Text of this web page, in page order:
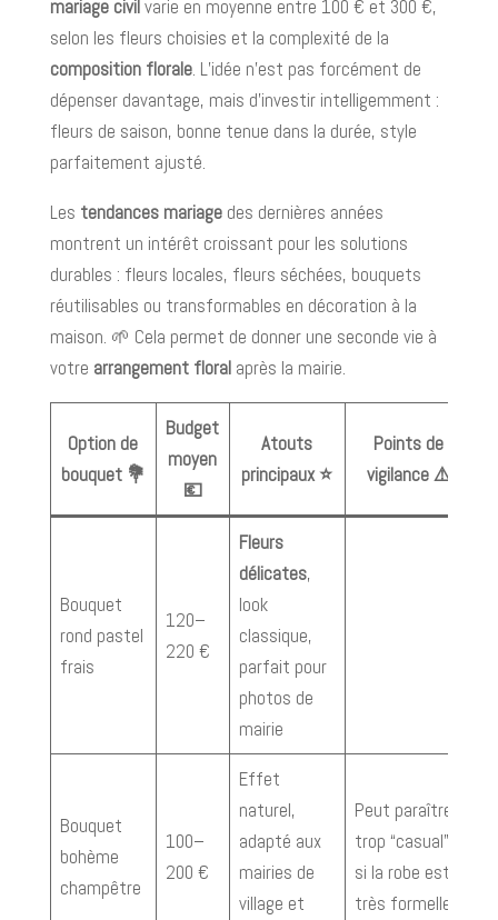
mariage civil varie en moyenne entre 100 € et 300 €,
selon les fleurs choisies et la complexité de la
composition florale. L’idée n’est pas forcément de
dépenser davantage, mais d’investir intelligemment :
fleurs de saison, bonne tenue dans la durée, style
parfaitement ajusté.
Les tendances mariagedes dernières années
montrent un intérêt croissant pour les solutions
durables : fleurs locales, fleurs séchées, bouquets
réutilisables ou transformables en décoration à la
maison. 🌱 Cela permet de donner une seconde vie à
votre arrangement floralaprès la mairie.
Option de
bouquet 💐
Budget
moyen
💶
Atouts
principaux ⭐
Points de
vigilance ⚠️
Bouquet
rond pastel
frais
120–
220 €
Fleurs
délicates,
look
classique,
parfait pour
photos de
mairie
Bouquet
bohème
champêtre
100–
200 €
Effet
naturel,
adapté aux
mairies de
village et
Peut paraître
trop “casual”
si la robe est
très formelle